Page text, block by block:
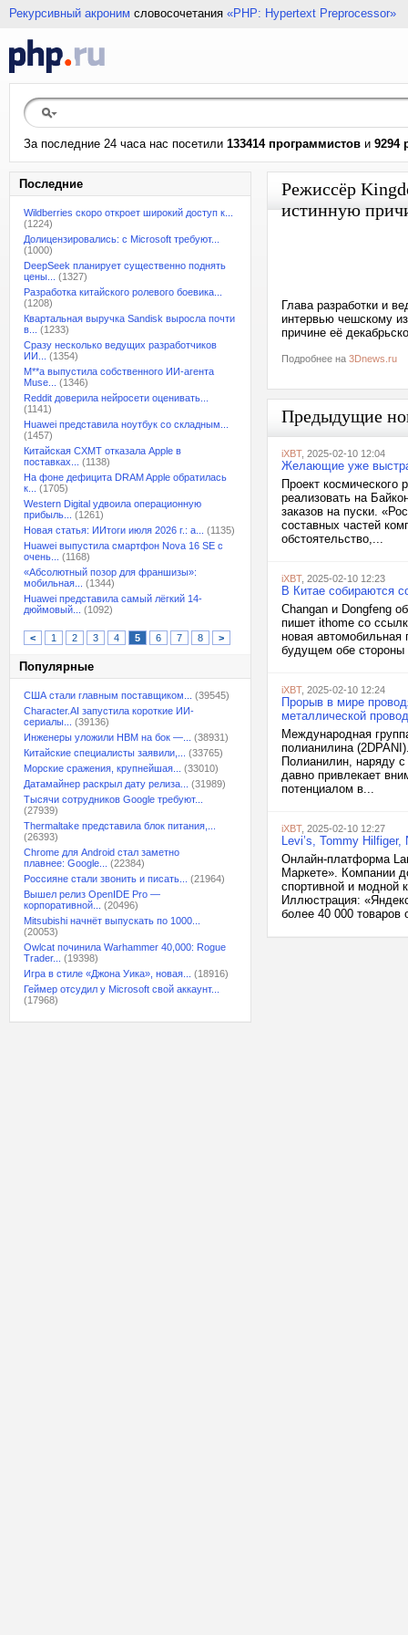
Рекурсивный акроним словосочетания «PHP: Hypertext Preprocessor»
За последние 24 часа нас посетили 133414 программистов и 9294
Последние
Wildberries скоро откроет широкий доступ к...
(1224)
Долицензировались: с Microsoft требуют...
(1000)
DeepSeek планирует существенно поднять
цены...
(1327)
Разработка китайского ролевого боевика...
(1208)
Квартальная выручка Sandisk выросла почти
в...
(1233)
Сразу несколько ведущих разработчиков
ИИ...
(1354)
M**a выпустила собственного ИИ-агента
Muse...
(1346)
Reddit доверила нейросети оценивать...
(1141)
Huawei представила ноутбук со складным...
(1457)
Китайская CXMT отказала Apple в
поставках...
(1138)
На фоне дефицита DRAM Apple обратилась
к...
(1705)
Western Digital удвоила операционную
прибыль...
(1261)
Новая статья: ИИтоги июля 2026 г.: а...
(1135)
Huawei выпустила смартфон Nova 16 SE с
очень...
(1168)
«Абсолютный позор для франшизы»:
мобильная...
(1344)
Huawei представила самый лёгкий 14-
дюймовый...
(1092)
< 1 2 3 4 5 6 7 8 >
Популярные
США стали главным поставщиком...
(39545)
Character.AI запустила короткие ИИ-
сериалы...
(39136)
Инженеры уложили HBM на бок —...
(38931)
Китайские специалисты заявили,...
(33765)
Морские сражения, крупнейшая...
(33010)
Датамайнер раскрыл дату релиза...
(31989)
Тысячи сотрудников Google требуют...
(27939)
Thermaltake представила блок питания,...
(26393)
Chrome для Android стал заметно
плавнее: Google...
(22384)
Россияне стали звонить и писать...
(21964)
Вышел релиз OpenIDE Pro —
корпоративной...
(20496)
Mitsubishi начнёт выпускать по 1000...
(20053)
Owlcat починила Warhammer 40,000: Rogue
Trader...
(19398)
Игра в стиле «Джона Уика», новая...
(18916)
Геймер отсудил у Microsoft свой аккаунт...
(17968)
Режиссёр
истинную
Глава разработки и
интервью чешскому
причине её
Подробнее на 3Dnews.ru
Предыдущие
iXBT, 2025-02-10 12:04
Желающие уже
Проект космического
реализовать на
заказов на пуски.
составных частей
обстоятельство,...
iXBT, 2025-02-10 12:23
В Китае собираются
Changan и Dongfeng
пишет ithome со
новая автомобильная
будущем обе стороны
iXBT, 2025-02-10 12:24
Прорыв в мире
металлической
Международная
полианилина
Полианилин, наряду
давно привлекает
потенциалом в...
iXBT, 2025-02-10 12:27
Levi’s, Tommy
Онлайн-платформа
Маркете». Компании
спортивной и модной
Иллюстрация:
более 40 000 товаров